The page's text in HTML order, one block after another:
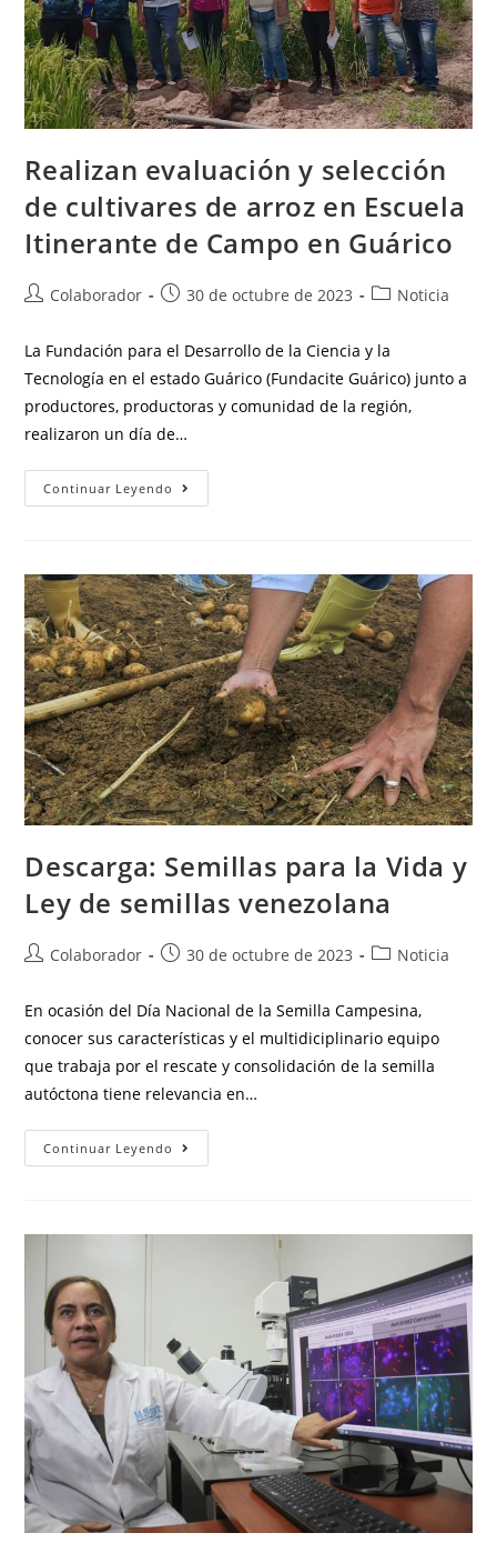
Realizan evaluación y selección
de cultivares de arroz en Escuela
Itinerante de Campo en Guárico
Colaborador 30 de octubre de 2023 Noticia
La Fundación para el Desarrollo de la Ciencia y la
Tecnología en el estado Guárico (Fundacite Guárico) junto a
productores, productoras y comunidad de la región,
realizaron un día de…
Continuar Leyendo
Descarga: Semillas para la Vida y
Ley de semillas venezolana
Colaborador 30 de octubre de 2023 Noticia
En ocasión del Día Nacional de la Semilla Campesina,
conocer sus características y el multidiciplinario equipo
que trabaja por el rescate y consolidación de la semilla
autóctona tiene relevancia en…
Continuar Leyendo